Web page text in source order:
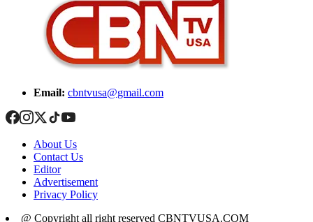
Email: cbntvusa@gmail.com
About Us
Contact Us
Editor
Advertisement
Privacy Policy
@ Copyright all right reserved CBNTVUSA.COM